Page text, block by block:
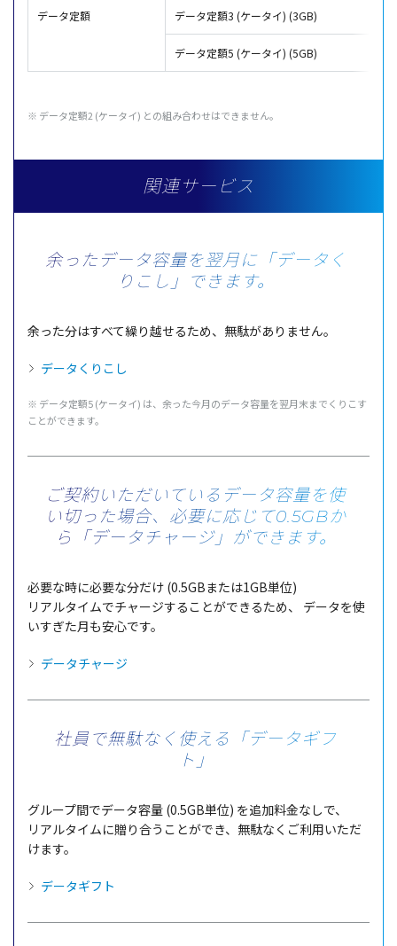
データ定額 データ定額3 (ケータイ) (3GB)
データ定額5 (ケータイ) (5GB)
※ データ定額2 (ケータイ) との組み合わせはできません。
関連サービス
余ったデータ容量を翌月に「データく
りこし」できます。
余った分はすべて繰り越せるため、 無駄がありません。
データくりこし
※ データ定額5 (ケータイ) は、余った今月のデータ容量を翌月末までくりこす
ことができます。
ご契約いただいているデータ容量を使
い切った場合、 必要に応じて0.5GBか
ら「データチャージ」ができます。
必要な時に必要な分だけ (0.5GBまたは1GB単位)
リアルタイムでチャージすることができるため、 データを使
いすぎた月も安心です。
データチャージ
社員で無駄なく使える「データギフ
ト」
グループ間でデータ容量 (0.5GB単位) を追加料金なしで、
リアルタイムに贈り合うことができ、 無駄なくご利用いただ
けます。
データギフト